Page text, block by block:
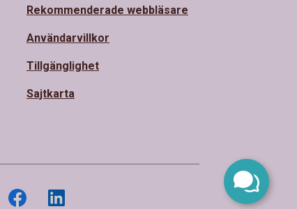
Rekommenderade webbläsare
Användarvillkor
Tillgänglighet
Sajtkarta